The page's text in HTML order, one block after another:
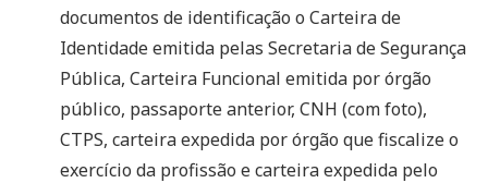
documentos de identificação o Carteira de
Identidade emitida pelas Secretaria de Segurança
Pública, Carteira Funcional emitida por órgão
público, passaporte anterior, CNH (com foto),
CTPS, carteira expedida por órgão que fiscalize o
exercício da profissão e carteira expedida pelo